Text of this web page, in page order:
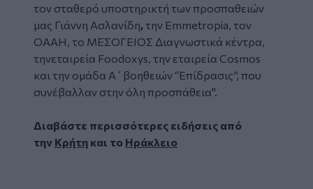
τον σταθερό υποστηρικτή των προσπαθειών
μας Γιάννη Ασλανίδη,την Emmetropia, τον
ΟΑΑΗ, το ΜΕΣΟΓΕΙΟΣ Διαγνωστικά κέντρα,
τηνεταιρεία Foodoxys, την εταιρεία Cosmos
και την ομάδα Α΄βοηθειών “Επίδρασις”, που
συνέβαλλαν στην όλη προσπάθεια".
Διαβάστε περισσότερες ειδήσεις από
την Κρήτη και το Ηράκλειο